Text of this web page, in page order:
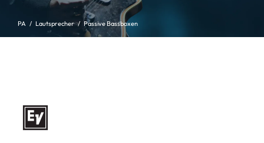
PA Lautsprecher Passive Bassboxen